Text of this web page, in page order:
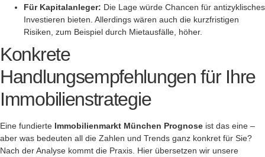
Für Kapitalanleger: Die Lage würde Chancen für antizyklisches
Investieren bieten. Allerdings wären auch die kurzfristigen
Risiken, zum Beispiel durch Mietausfälle, höher.
Konkrete
Handlungsempfehlungen für Ihre
Immobilienstrategie
Eine fundierte Immobilienmarkt München Prognose ist das eine –
aber was bedeuten all die Zahlen und Trends ganz konkret für Sie?
Nach der Analyse kommt die Praxis. Hier übersetzen wir unsere